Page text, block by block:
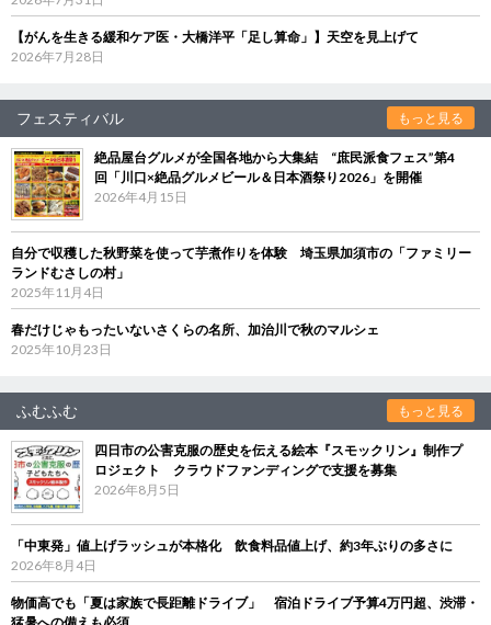
【がんを生きる緩和ケア医・大橋洋平「足し算命」】天空を見上げて
2026年7月28日
フェスティバル もっと見る
絶品屋台グルメが全国各地から大集結 “庶民派食フェス”第4
回「川口×絶品グルメビール＆日本酒祭り2026」を開催
2026年4月15日
自分で収穫した秋野菜を使って芋煮作りを体験 埼玉県加須市の「ファミリー
ランドむさしの村」
2025年11月4日
春だけじゃもったいないさくらの名所、加治川で秋のマルシェ
2025年10月23日
ふむふむ もっと見る
四日市の公害克服の歴史を伝える絵本『スモックリン』制作プ
ロジェクト クラウドファンディングで支援を募集
2026年8月5日
「中東発」値上げラッシュが本格化 飲食料品値上げ、約3年ぶりの多さに
2026年8月4日
物価高でも「夏は家族で長距離ドライブ」 宿泊ドライブ予算4万円超、渋滞・